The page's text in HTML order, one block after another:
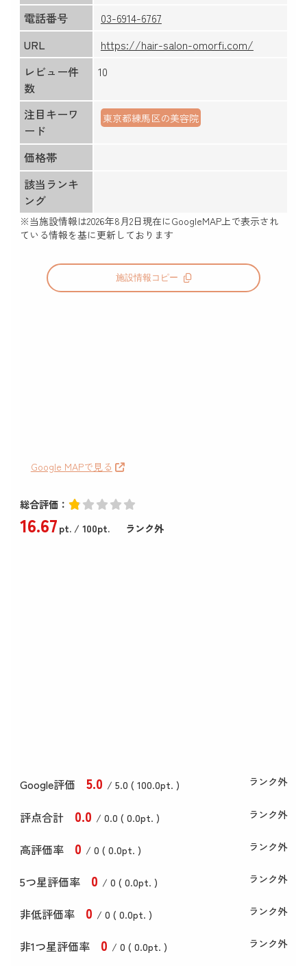
電話番号
03-6914-6767
URL
https://hair-salon-omorfi.com/
レビュー件
数
10
注目キーワ
ード
東京都練馬区の美容院
価格帯
該当ランキ
ング
※当施設情報は2026年8月2日現在にGoogleMAP上で表示され
ている情報を基に更新しております
施設情報コピー
Google MAPで見る
総合評価：
16.67pt./ 100pt. ランク外
Google評価 5.0 / 5.0 ( 100.0pt. ) ランク外
評点合計 0.0 / 0.0 ( 0.0pt. ) ランク外
高評価率 0 / 0 ( 0.0pt. ) ランク外
5つ星評価率 0 / 0 ( 0.0pt. ) ランク外
非低評価率 0 / 0 ( 0.0pt. ) ランク外
非1つ星評価率 0 / 0 ( 0.0pt. ) ランク外